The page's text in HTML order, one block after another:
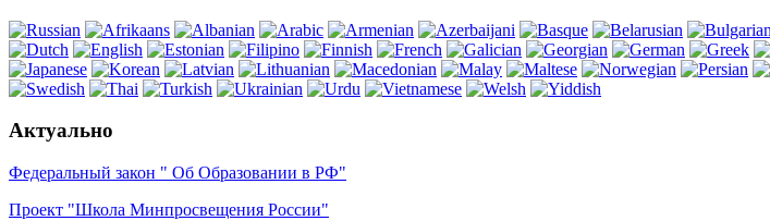
Актуально
Федеральный закон " Об Образовании в РФ"
Проект "Школа Минпросвещения России"